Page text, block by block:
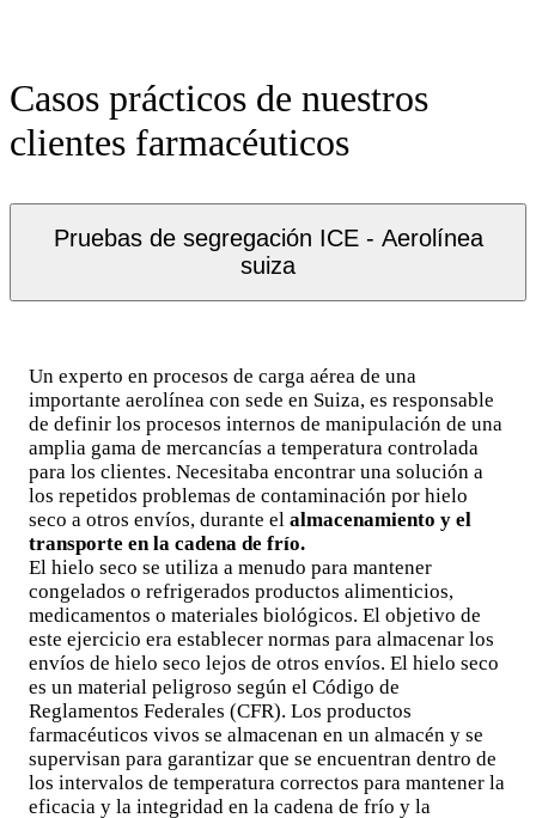
Casos prácticos de nuestros
clientes farmacéuticos
Pruebas de segregación ICE - Aerolínea
suiza
Un experto en procesos de carga aérea de una
importante aerolínea con sede en Suiza, es responsable
de definir los procesos internos de manipulación de una
amplia gama de mercancías a temperatura controlada
para los clientes. Necesitaba encontrar una solución a
los repetidos problemas de contaminación por hielo
seco a otros envíos, durante el almacenamiento y el
transporte en la cadena de frío.
El hielo seco se utiliza a menudo para mantener
congelados o refrigerados productos alimenticios,
medicamentos o materiales biológicos. El objetivo de
este ejercicio era establecer normas para almacenar los
envíos de hielo seco lejos de otros envíos. El hielo seco
es un material peligroso según el Código de
Reglamentos Federales (CFR). Los productos
farmacéuticos vivos se almacenan en un almacén y se
supervisan para garantizar que se encuentran dentro de
los intervalos de temperatura correctos para mantener la
eficacia y la integridad en la cadena de frío y la